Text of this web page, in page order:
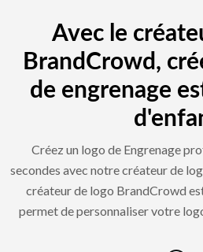
Avec le
BrandCrowd,
de engrenage
Créez un logo de Engrenage
secondes avec notre créateur de
créateur de logo BrandCrowd
permet de personnaliser votre